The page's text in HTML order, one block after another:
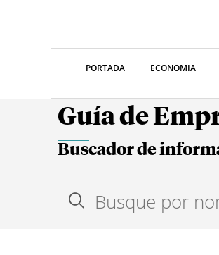
PORTADA ECONOMIA
Guía de
Buscador de